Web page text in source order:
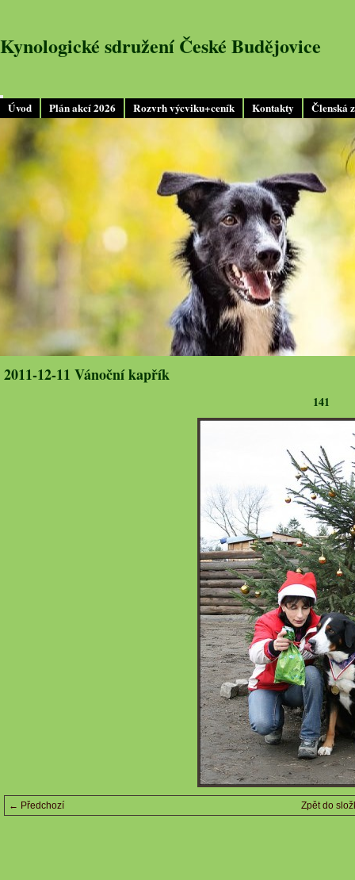
Úvod Plán akcí 2026 Rozvrh výcviku+ceník Kontakty Členská
Kynologické sdružení České Budějovice
2011-12-11 Vánoční kapřík
141
← Předchozí Zpět do